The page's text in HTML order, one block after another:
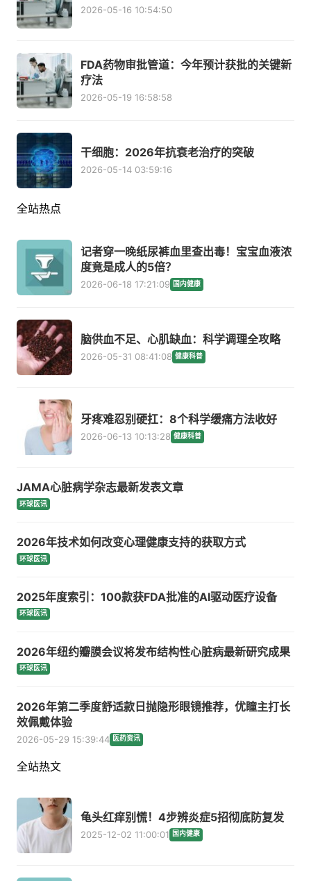
2026-05-16 10:54:50
FDA药物审批管道：今年预计获批的关键新
疗法
2026-05-19 16:58:58
干细胞：2026年抗衰老治疗的突破
2026-05-14 03:59:16
全站热点
记者穿一晚纸尿裤血里查出毒！宝宝血液浓
度竟是成人的5倍？
2026-06-18 17:21:09 国内健康
脑供血不足、心肌缺血：科学调理全攻略
2026-05-31 08:41:08 健康科普
牙疼难忍别硬扛：8个科学缓痛方法收好
2026-06-13 10:13:28 健康科普
JAMA心脏病学杂志最新发表文章
环球医讯
2026年技术如何改变心理健康支持的获取方式
环球医讯
2025年度索引：100款获FDA批准的AI驱动医疗设备
环球医讯
2026年纽约瓣膜会议将发布结构性心脏病最新研究成果
环球医讯
2026年第二季度舒适款日抛隐形眼镜推荐，优瞳主打长
效佩戴体验
2026-05-29 15:39:44 医药资讯
全站热文
龟头红痒别慌！4步辨炎症5招彻底防复发
2025-12-02 11:00:01 国内健康